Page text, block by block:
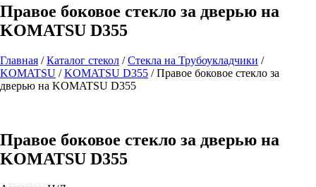
Правое боковое стекло за дверью на
KOMATSU D355
Главная /Каталог стекол /Стекла на Трубоукладчики /
KOMATSU /KOMATSU D355 /Правое боковое стекло за
дверью на KOMATSU D355
Правое боковое стекло за дверью на
KOMATSU D355